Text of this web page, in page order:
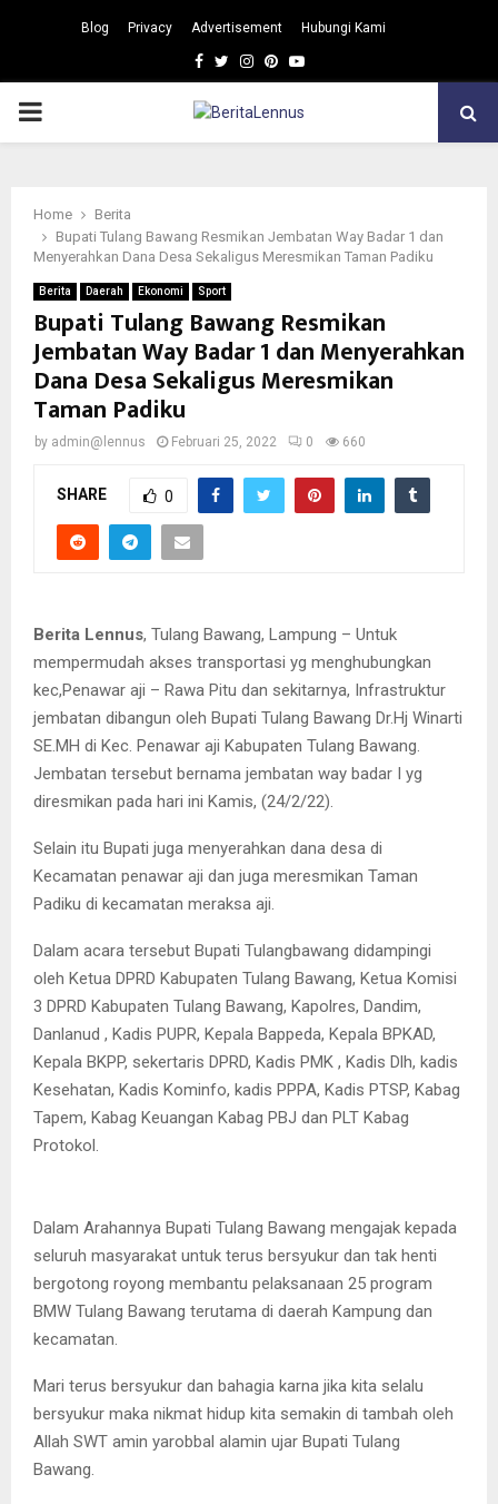
Blog Privacy Advertisement Hubungi Kami
Facebook
TwitterInstagram
Pinterest
Youtube
PRIMARY
Home
Berita
Bupati Tulang Bawang Resmikan Jembatan Way Badar 1 dan
Menyerahkan Dana Desa Sekaligus Meresmikan Taman Padiku
Berita Daerah Ekonomi Sport
Bupati Tulang Bawang Resmikan
Jembatan Way Badar 1 dan Menyerahkan
Dana Desa Sekaligus Meresmikan
Taman Padiku
by admin@lennus Februari 25, 2022 0 660
SHARE 0
Berita Lennus, Tulang Bawang, Lampung – Untuk
mempermudah akses transportasi yg menghubungkan
kec,Penawar aji – Rawa Pitu dan sekitarnya, Infrastruktur
jembatan dibangun oleh Bupati Tulang Bawang Dr.Hj Winarti
SE.MH di Kec. Penawar aji Kabupaten Tulang Bawang.
Jembatan tersebut bernama jembatan way badar I yg
diresmikan pada hari ini Kamis, (24/2/22).
Selain itu Bupati juga menyerahkan dana desa di
Kecamatan penawar aji dan juga meresmikan Taman
Padiku di kecamatan meraksa aji.
Dalam acara tersebut Bupati Tulangbawang didampingi
oleh Ketua DPRD Kabupaten Tulang Bawang, Ketua Komisi
3 DPRD Kabupaten Tulang Bawang, Kapolres, Dandim,
Danlanud , Kadis PUPR, Kepala Bappeda, Kepala BPKAD,
Kepala BKPP, sekertaris DPRD, Kadis PMK , Kadis Dlh, kadis
Kesehatan, Kadis Kominfo, kadis PPPA, Kadis PTSP, Kabag
Tapem, Kabag Keuangan Kabag PBJ dan PLT Kabag
Protokol.
Dalam Arahannya Bupati Tulang Bawang mengajak kepada
seluruh masyarakat untuk terus bersyukur dan tak henti
bergotong royong membantu pelaksanaan 25 program
BMW Tulang Bawang terutama di daerah Kampung dan
kecamatan.
Mari terus bersyukur dan bahagia karna jika kita selalu
bersyukur maka nikmat hidup kita semakin di tambah oleh
Allah SWT amin yarobbal alamin ujar Bupati Tulang
Bawang.